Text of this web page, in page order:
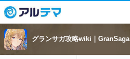
グランサガ攻略wiki｜GranSaga